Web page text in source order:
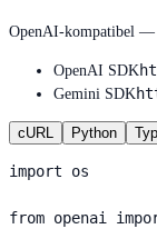
OpenAI-kompatibel —
OpenAI SDK
Gemini SDK
cURL Python
import os
from openai